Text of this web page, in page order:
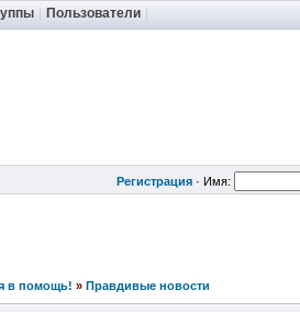
Пользователи
Регистрация · Имя:
в помощь! » Правдивые новости